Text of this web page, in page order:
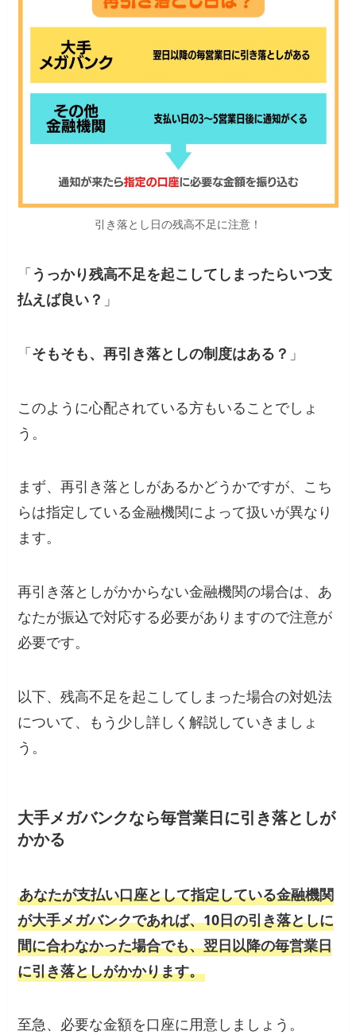
引き落とし日の残高不足に注意！
「うっかり残高不足を起こしてしまったらいつ支
払えば良い？ 」
「そもそも、再引き落としの制度はある？ 」
このように心配されている方もいることでしょ
う。
まず、再引き落としがあるかどうかですが、こち
らは指定している金融機関によって扱いが異なり
ます。
再引き落としがかからない金融機関の場合は、あ
なたが振込で対応する必要がありますので注意が
必要です。
以下、残高不足を起こしてしまった場合の対処法
について、もう少し詳しく解説していきましょ
う。
大手メガバンクなら毎営業日に引き落としが
かかる
あなたが支払い口座として指定している金融機関
が大手メガバンクであれば、10日の引き落としに
間に合わなかった場合でも、翌日以降の毎営業日
に引き落としがかかります。
至急、必要な金額を口座に用意しましょう。